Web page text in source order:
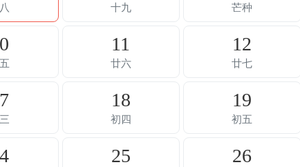
十九 芒种
11
廿六
12
廿七
18
初四
19
初五
25 26